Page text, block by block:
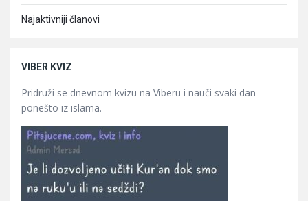
Najaktivniji članovi
VIBER KVIZ
Pridruži se dnevnom kvizu na Viberu i nauči svaki dan
ponešto iz islama.